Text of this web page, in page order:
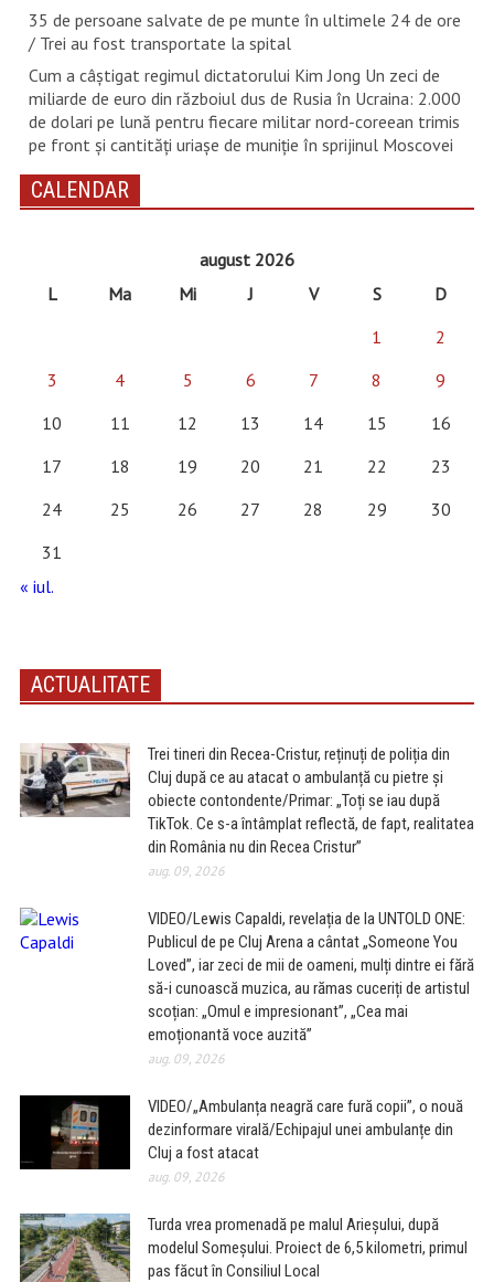
35 de persoane salvate de pe munte în ultimele 24 de ore
/ Trei au fost transportate la spital
Cum a câștigat regimul dictatorului Kim Jong Un zeci de
miliarde de euro din războiul dus de Rusia în Ucraina: 2.000
de dolari pe lună pentru fiecare militar nord-coreean trimis
pe front și cantități uriașe de muniție în sprijinul Moscovei
CALENDAR
august 2026
L
Ma Mi J V S
D
1
2
3
4 5 6 7 8
9
10
11 12 13 14 15
16
17
18 19 20 21 22
23
24
25 26 27 28 29
30
31
« iul.
ACTUALITATE
Trei tineri din Recea-Cristur, reținuți de poliția din
Cluj după ce au atacat o ambulanță cu pietre și
obiecte contondente/Primar: „Toți se iau după
TikTok. Ce s-a întâmplat reflectă, de fapt, realitatea
din România nu din Recea Cristur”
aug. 09, 2026
VIDEO/Lewis Capaldi, revelația de la UNTOLD ONE:
Publicul de pe Cluj Arena a cântat „Someone You
Loved”, iar zeci de mii de oameni, mulți dintre ei fără
să-i cunoască muzica, au rămas cuceriți de artistul
scoțian: „Omul e impresionant”, „Cea mai
emoționantă voce auzită”
aug. 09, 2026
VIDEO/„Ambulanța neagră care fură copii”, o nouă
dezinformare virală/Echipajul unei ambulanțe din
Cluj a fost atacat
aug. 09, 2026
Turda vrea promenadă pe malul Arieșului, după
modelul Someșului. Proiect de 6,5 kilometri, primul
pas făcut în Consiliul Local